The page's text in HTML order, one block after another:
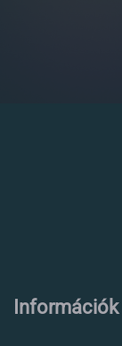
Információk